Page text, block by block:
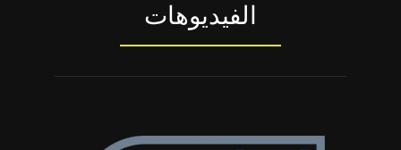
الفيديوهات